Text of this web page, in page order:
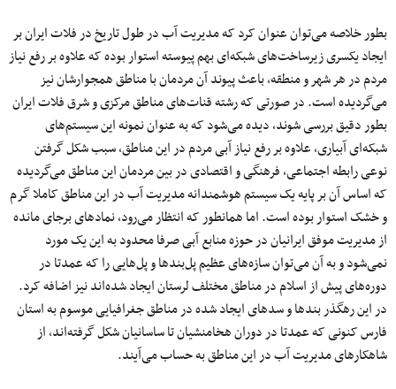
بطور خلاصه می‌توان عنوان کرد که مدیریت آب در طول تاریخ در فلات ایران بر
ایجاد یکسری زیرساخت‌های شبکه‌ای بهم پیوسته استوار بوده که علاوه بر رفع نیاز
مردم در هر شهر و منطقه، باعث پیوند آن مردمان با مناطق همجوارشان نیز
می‌گردیده است. در صورتی که رشته قنات‌های مناطق مرکزی و شرق فلات ایران
بطور دقیق بررسی شوند، دیده می‌شود که به عنوان نمونه این سیستم‌های
شبکه‌ای آبیاری، علاوه بر رفع نیاز آبی مردم در این مناطق، سبب شکل گرفتن
نوعی رابطه اجتماعی، فرهنگی و اقتصادی در بین مردمان این مناطق می‌گردیده
که اساس آن بر پایه یک سیستم هوشمندانه مدیریت آب در این مناطق کاملا گرم
و خشک استوار بوده است. اما همانطور که انتظار می‌رود، نمادهای برجای مانده
از مدیریت موفق ایرانیان در حوزه منابع آبی صرفا محدود به این یک مورد
نمی‌شود و به آن می‌توان سازه‌های عظیم پل‌بندها و پل‌هایی را که عمدتا در
دوره‌های پیش از اسلام در مناطق مختلف لرستان ایجاد شده‌اند نیز اضافه کرد.
در این رهگذر بندها و سدهای ایجاد شده در مناطق جغرافیایی موسوم به استان
فارس کنونی که عمدتا در دوران هخامنشیان تا ساسانیان شکل گرفته‌اند، از
شاهکارهای مدیریت آب در این مناطق به حساب می‌آیند.